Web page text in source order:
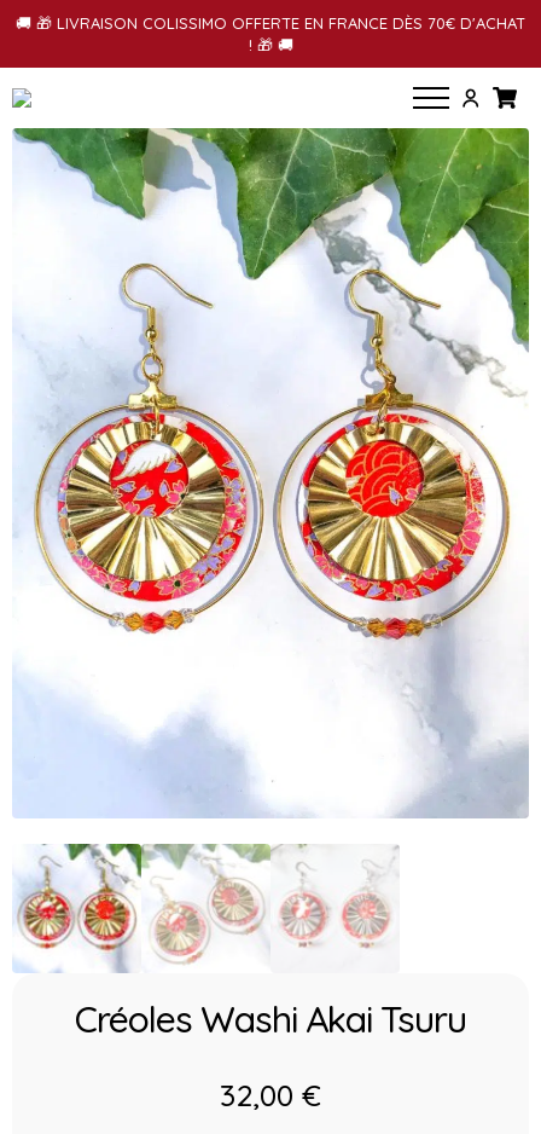
🚚 🎁 LIVRAISON COLISSIMO OFFERTE EN FRANCE DÈS 70€ D'ACHAT
! 🎁 🚚
Créoles Washi Akai Tsuru
32,00 €